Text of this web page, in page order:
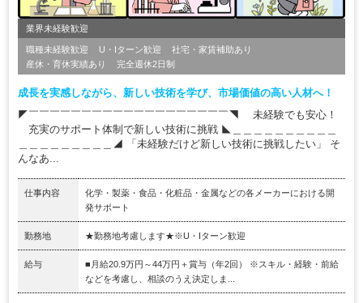
業界未経験歓迎
職種未経験歓迎 U・Iターン歓迎
社宅・家賃補助あり
産休・育休実績あり
完全週休2日制
成長を実感しながら、新しい技術を学び、市場価値の高い人材へ！
◤￣￣￣￣￣￣￣￣￣￣￣￣￣￣￣￣￣￣￣◥ 未経験でも安心！
充実のサポート体制で新しい技術に挑戦 ◣＿＿＿＿＿＿＿＿＿＿
＿＿＿＿＿＿＿＿＿◢ 「未経験だけど新しい技術に挑戦したい」 そ
んなあ...
仕事内容
化学・製薬・食品・化粧品・金属などの各メーカーにおける開
発サポート
勤務地 ★勤務地考慮します★※U・Iターン歓迎
給与
■月給20.9万円～44万円＋賞与（年2回） ※スキル・経験・前給
などを考慮し、相談のうえ決定しま...